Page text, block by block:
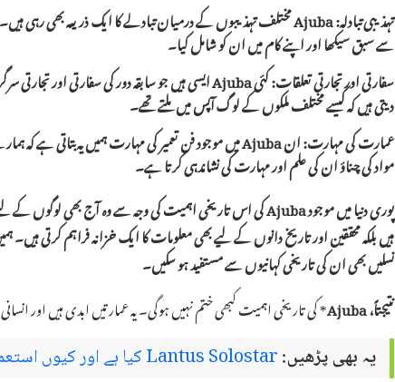
تہذیبی تبادلہ:Ajubaمختلف تہذیبوں کے درمیان تبادلے کا ایک ذریعہ بھی
سے سبق سیکھا اور اپنے کام میں ان کو شامل کیا۔
سفارتی اور تجارتی تعلقات:کئیAjubaایسی ہیں جو سابقہ دور کی سفارتی اور
دیتی ہیں کہ کیسے مختلف ملکوں کے لوگ آپس میں ملتے تھے۔
عمارت کی مہارت:انAjubaمیں موجود فن تعمیر کی مہارت ہمیں یہ بتاتی ہے کہ
مواد کی چناؤ ان کی علم اور مہارت کی نشاندہی کرتا ہے۔
پوری دنیا میں موجودAjubaکی اس تاریخی اہمیت کی وجہ سے وہ آج بھی لوگوں کے
ہیں بلکہ محققین اور تاریخ دانوں کے لیے بھی معلومات کا ایک خزانہ فراہم کرتی
نسلیں بھی ان کی تاریخی کہانیوں سے مستفید ہو سکیں۔
نتیجتاً،Ajuba* کی تاریخی اہمیت کبھی ختم نہیں ہوگی۔ یہ عمارتیں ابدی ہیں اور
یہ بھی پڑھیں:Lantus Solostar کیا ہے اور کیوں استعمال کیا جاتا ہے – استعمال اور سائیڈ ایفیکٹس